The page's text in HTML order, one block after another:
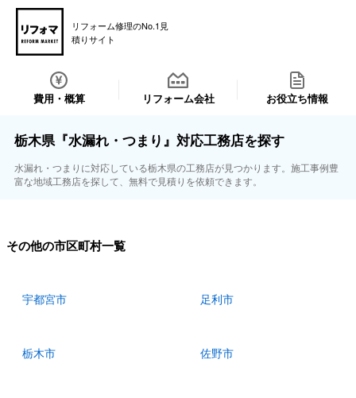
リフォーム修理のNo.1見
積りサイト
費用・概算 リフォーム会社 お役立ち情報
栃木県『水漏れ・つまり』対応工務店を探す
水漏れ・つまりに対応している栃木県の工務店が見つかります。施工事例豊
富な地域工務店を探して、無料で見積りを依頼できます。
その他の市区町村一覧
宇都宮市 足利市
栃木市 佐野市